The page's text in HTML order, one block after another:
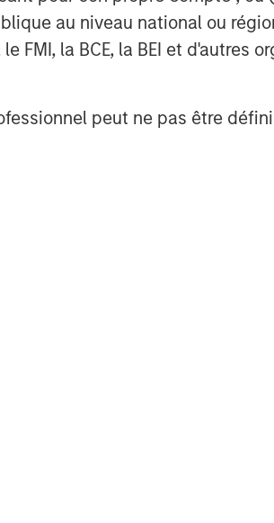
au niveau national ou
FMI, la BCE, la BEI et
peut ne pas être
For further information
please visit